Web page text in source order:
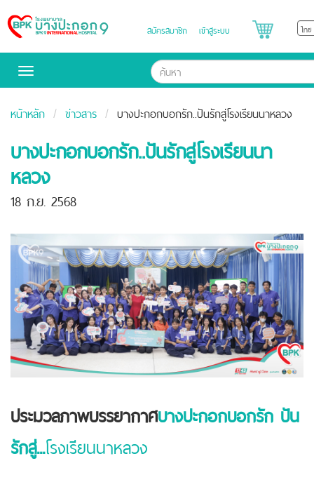
Bangpakok
Hospital
สมัครสมาชิก เข้าสู่ระบบ
Toggle
หน้าหลัก ข่าวสาร บางปะกอกบอกรัก..ปันรักสู่โรงเรียนนาหลวง
บางปะกอกบอกรัก..ปันรักสู่โรงเรียนนา
หลวง
18 ก.ย. 2568
ประมวลภาพบรรยากาศบางปะกอกบอกรัก ปัน
รักสู่...โรงเรียนนาหลวง